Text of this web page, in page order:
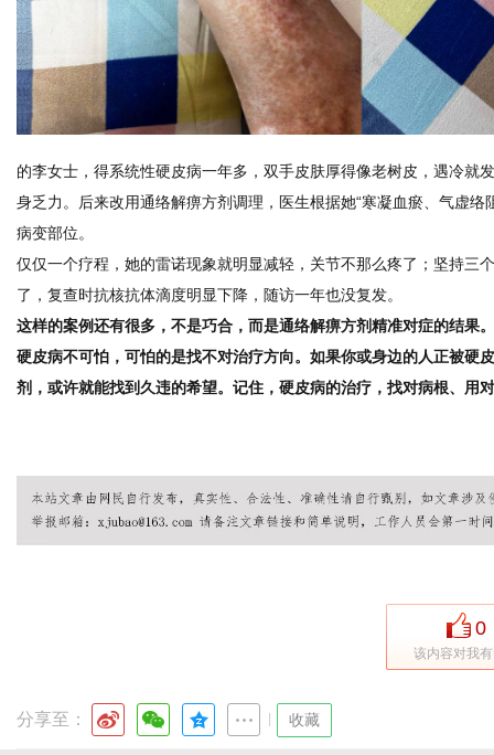
的李女士，得系统性硬皮病一年多，双手皮肤厚得像老树皮，遇冷就
身乏力。后来改用通络解痹方剂调理，医生根据她“寒凝血瘀、气虚
病变部位。
仅仅一个疗程，她的雷诺现象就明显减轻，关节不那么疼了；坚持三
了，复查时抗核抗体滴度明显下降，随访一年也没复发。
这样的案例还有很多，不是巧合，而是通络解痹方剂精准对症的结果。
硬皮病不可怕，可怕的是找不对治疗方向。如果你或身边的人正被硬
剂，或许就能找到久违的希望。记住，硬皮病的治疗，找对病根、用
0
该内容对我
分享至： 收藏